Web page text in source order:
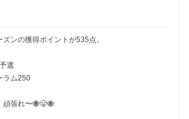
ンの獲得ポイントが535点。
選
ラム250
頑張れ〜🐝😤🐝